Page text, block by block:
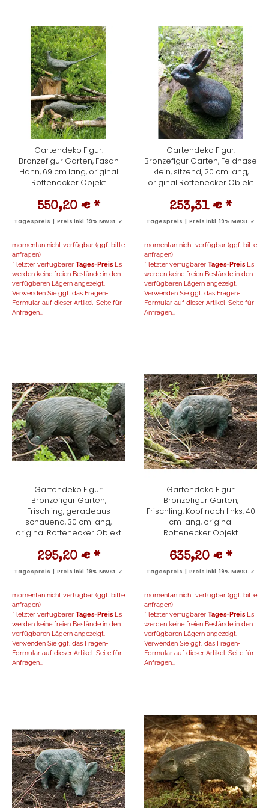
Gartendeko Figur:
Bronzefigur Garten, Fasan
Hahn, 69 cm lang, original
Rottenecker Objekt
550,20 € *
Tagespreis | Preis inkl. 19% MwSt. ✓
momentan nicht verfügbar (ggf. bitte
anfragen)
* letzter verfügbarer Tages-Preis Es
werden keine freien Bestände in den
verfügbaren Lägern angezeigt.
Verwenden Sie ggf. das Fragen-
Formular auf dieser Artikel-Seite für
Anfragen...
Gartendeko Figur:
Bronzefigur Garten, Feldhase
klein, sitzend, 20 cm lang,
original Rottenecker Objekt
253,31 € *
Tagespreis | Preis inkl. 19% MwSt. ✓
momentan nicht verfügbar (ggf. bitte
anfragen)
* letzter verfügbarer Tages-Preis Es
werden keine freien Bestände in den
verfügbaren Lägern angezeigt.
Verwenden Sie ggf. das Fragen-
Formular auf dieser Artikel-Seite für
Anfragen...
Gartendeko Figur:
Bronzefigur Garten,
Frischling, geradeaus
schauend, 30 cm lang,
original Rottenecker Objekt
295,20 € *
Tagespreis | Preis inkl. 19% MwSt. ✓
momentan nicht verfügbar (ggf. bitte
anfragen)
* letzter verfügbarer Tages-Preis Es
werden keine freien Bestände in den
verfügbaren Lägern angezeigt.
Verwenden Sie ggf. das Fragen-
Formular auf dieser Artikel-Seite für
Anfragen...
Gartendeko Figur:
Bronzefigur Garten,
Frischling, Kopf nach links, 40
cm lang, original
Rottenecker Objekt
635,20 € *
Tagespreis | Preis inkl. 19% MwSt. ✓
momentan nicht verfügbar (ggf. bitte
anfragen)
* letzter verfügbarer Tages-Preis Es
werden keine freien Bestände in den
verfügbaren Lägern angezeigt.
Verwenden Sie ggf. das Fragen-
Formular auf dieser Artikel-Seite für
Anfragen...